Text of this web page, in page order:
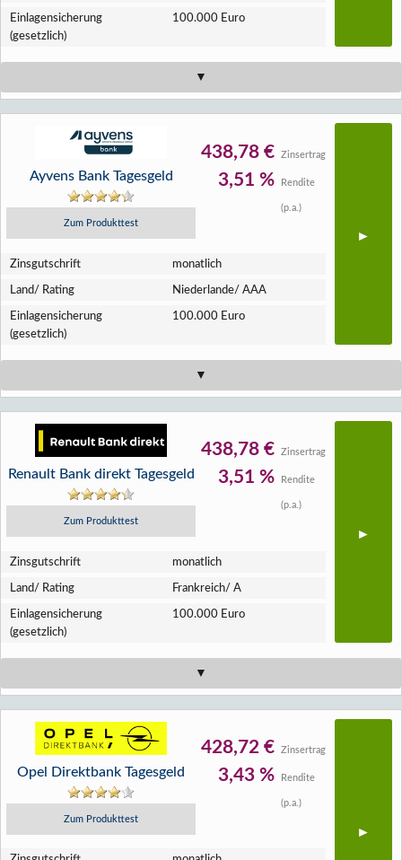
Einlagen­sicherung
(gesetzlich)
100.000 Euro
Ayvens Bank Tagesgeld
Zum Produkttest
438,78 € Zinsertrag
3,51 % Rendite
(p.a.)
Zins­gutschrift monatlich
Land/ Rating Niederlande/ AAA
Einlagen­sicherung
(gesetzlich)
100.000 Euro
Renault Bank direkt Tagesgeld
Zum Produkttest
438,78 € Zinsertrag
3,51 % Rendite
(p.a.)
Zins­gutschrift monatlich
Land/ Rating Frankreich/ A
Einlagen­sicherung
(gesetzlich)
100.000 Euro
Opel Direktbank Tagesgeld
Zum Produkttest
428,72 € Zinsertrag
3,43 % Rendite
(p.a.)